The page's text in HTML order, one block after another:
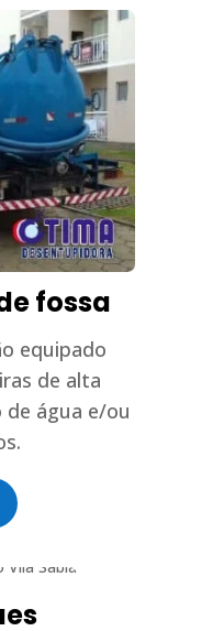
fossa
equipado
de alta
água e/ou